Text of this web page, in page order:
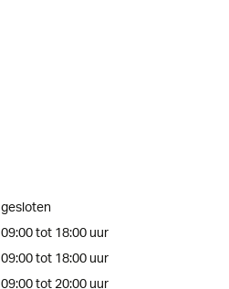
gesloten
09:00 tot 18:00 uur
09:00 tot 18:00 uur
09:00 tot 20:00 uur